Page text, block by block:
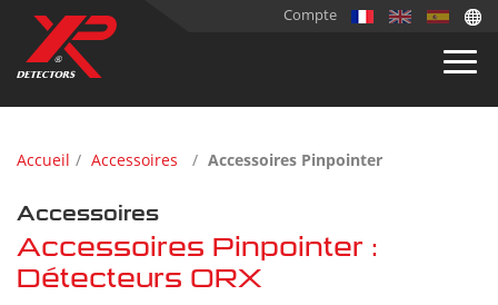
Compte
Accueil Accessoires Accessoires Pinpointer
Accessoires
Accessoires Pinpointer :
Détecteurs ORX